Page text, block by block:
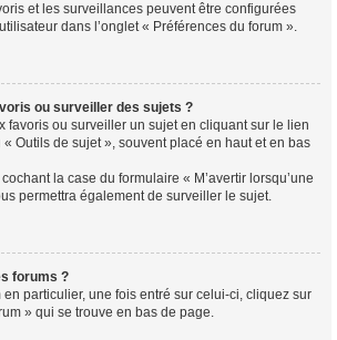
et les surveillances peuvent être configurées
dans l’onglet « Préférences du forum ».
ou surveiller des sujets ?
favoris ou surveiller un sujet en cliquant sur le lien
Outils de sujet », souvent placé en haut et en bas
la case du formulaire « M’avertir lorsqu’une
permettra également de surveiller le sujet.
forums ?
en particulier, une fois entré sur celui-ci, cliquez sur
» qui se trouve en bas de page.